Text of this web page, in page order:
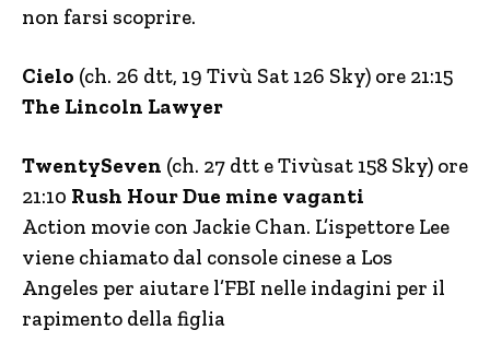
non farsi scoprire.
Cielo (ch. 26 dtt, 19 Tivù Sat 126 Sky) ore 21:15
The Lincoln Lawyer
TwentySeven (ch. 27 dtt e Tivùsat 158 Sky) ore
21:10 Rush Hour Due mine vaganti
Action movie con Jackie Chan. L’ispettore Lee
viene chiamato dal console cinese a Los
Angeles per aiutare l’FBI nelle indagini per il
rapimento della figlia